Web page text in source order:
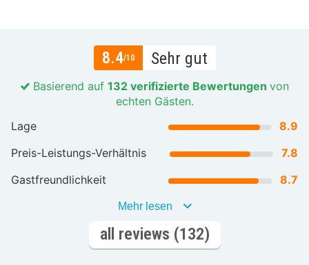
Terrassen, Bars und Restaurants. Schlendern Sie über
die Promenaden und durch die wunderschönen Parks
der Stadt. Sehen Sie sich den berühmten Turm am
Binnenhof an oder besuchen Sie das Mauritshuis am
Hofteich. Hier finden Sie berühmte Kunstwerke aus
Vermeer und Frans Hals.
8.4/10 Sehr gut
Basierend auf 132 verifizierte Bewertungen von
echten Gästen.
Lage
8.9
Preis-Leistungs-Verhältnis
7.8
Gastfreundlichkeit
8.7
Mehr lesen
all reviews (132)